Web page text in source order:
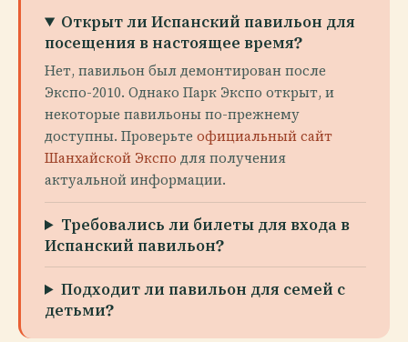
Открыт ли Испанский павильон для
посещения в настоящее время?
Нет, павильон был демонтирован после
Экспо-2010. Однако Парк Экспо открыт, и
некоторые павильоны по-прежнему
доступны. Проверьте официальный сайт
Шанхайской Экспо для получения
актуальной информации.
Требовались ли билеты для входа в
Испанский павильон?
Подходит ли павильон для семей с
детьми?